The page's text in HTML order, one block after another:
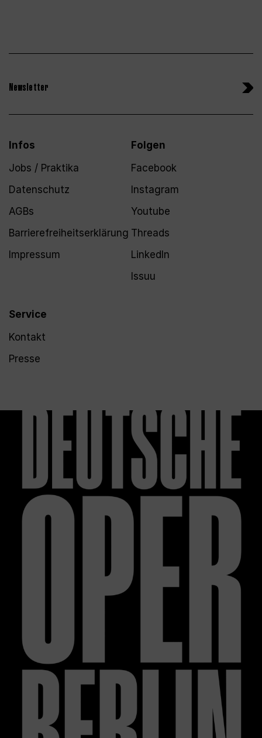
Newsletter
Infos
Jobs / Praktika
Datenschutz
AGBs
Barrierefreiheitserklärung
Impressum
Service
Kontakt
Presse
Folgen
Facebook
Instagram
Youtube
Threads
LinkedIn
Issuu